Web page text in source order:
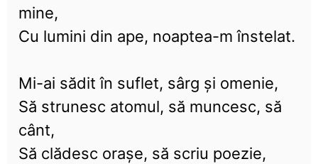
mine,
Cu lumini din ape, noaptea-m înstelat.
Mi-ai sădit în suflet, sârg și omenie,
Să strunesc atomul, să muncesc, să
cânt,
Să clădesc orașe, să scriu poezie,